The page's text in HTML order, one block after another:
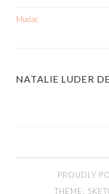
Mudac
NATALIE LUDER
PROUDLY
THEME: